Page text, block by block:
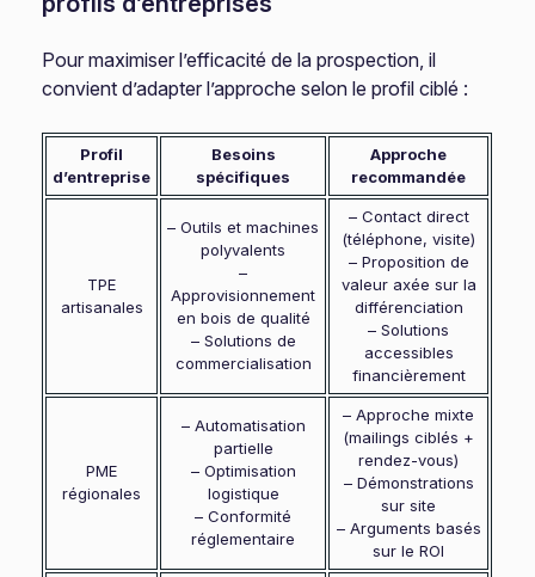
Pour maximiser l’efficacité de la prospection, il
convient d’adapter l’approche selon le profil ciblé :
Profil
d’entreprise
Besoins
spécifiques
Approche
recommandée
TPE
artisanales
– Outils et machines
polyvalents
–
Approvisionnement
en bois de qualité
– Solutions de
commercialisation
– Contact direct
(téléphone, visite)
– Proposition de
valeur axée sur la
différenciation
– Solutions
accessibles
financièrement
PME
régionales
– Automatisation
partielle
– Optimisation
logistique
– Conformité
réglementaire
– Approche mixte
(mailings ciblés +
rendez-vous)
– Démonstrations
sur site
– Arguments basés
sur le ROI